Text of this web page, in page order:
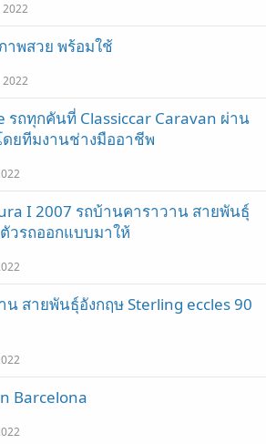
2022
าพสวย พร้อมใช้
2022
รถทุกคันที่ Classiccar Caravan ผ่าน
ดยทีมงานช่างมืออาชีพ
I 2007 รถบ้านคาราวาน สายพันธุ์
วรถออกแบบมาให้
สายพันธุ์อังกฤษ Sterling eccles 90
Barcelona